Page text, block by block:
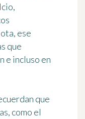
ese
que
e incluso en
que
como el